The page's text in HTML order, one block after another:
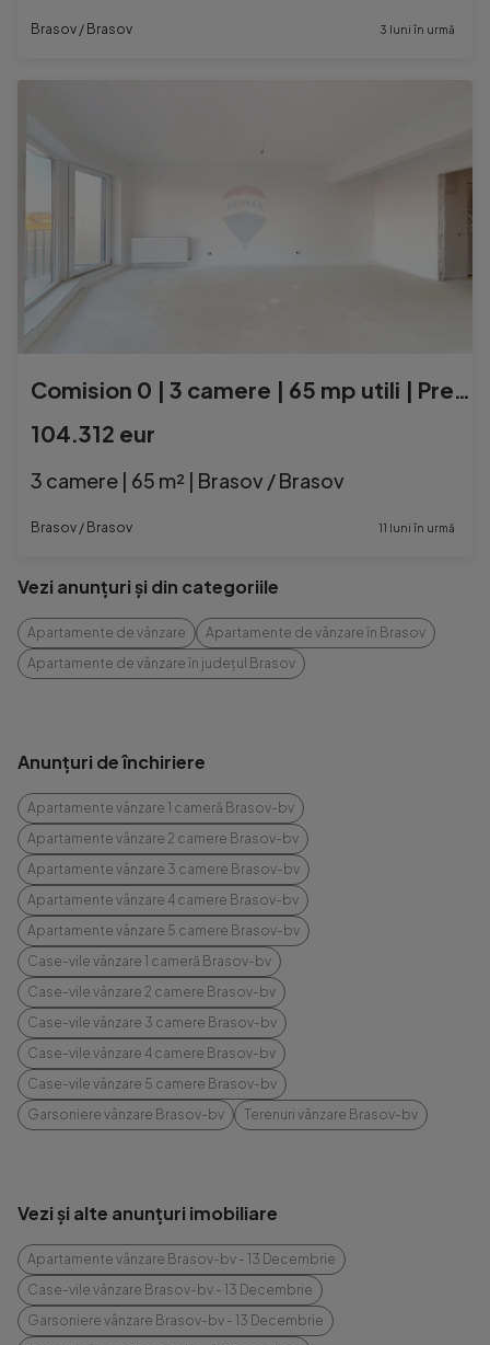
Brasov / Brasov 3 luni în urmă
Comision 0 | 3 camere | 65 mp utili | Predare în Iunie 2025
104.312 eur
3 camere | 65 m² | Brasov / Brasov
Brasov / Brasov 11 luni în urmă
Vezi anunțuri și din categoriile
Apartamente de vânzare
Apartamente de vânzare în Brasov
Apartamente de vânzare în județul Brasov
Anunțuri de închiriere
Apartamente vânzare 1 cameră Brasov-bv
Apartamente vânzare 2 camere Brasov-bv
Apartamente vânzare 3 camere Brasov-bv
Apartamente vânzare 4 camere Brasov-bv
Apartamente vânzare 5 camere Brasov-bv
Case-vile vânzare 1 cameră Brasov-bv
Case-vile vânzare 2 camere Brasov-bv
Case-vile vânzare 3 camere Brasov-bv
Case-vile vânzare 4 camere Brasov-bv
Case-vile vânzare 5 camere Brasov-bv
Garsoniere vânzare Brasov-bv
Terenuri vânzare Brasov-bv
Vezi și alte anunțuri imobiliare
Apartamente vânzare Brasov-bv - 13 Decembrie
Case-vile vânzare Brasov-bv - 13 Decembrie
Garsoniere vânzare Brasov-bv - 13 Decembrie